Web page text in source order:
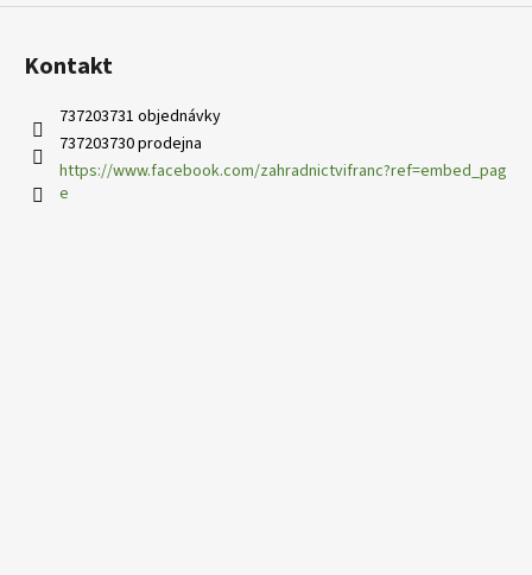
Kontakt
737203731 objednávky
737203730 prodejna
https://www.facebook.com/zahradnictvifranc?ref=embed_pag
e